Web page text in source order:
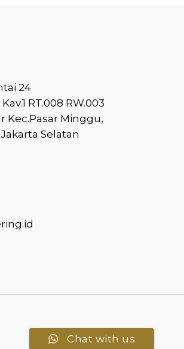
24
RT.008 RW.003
Kec.Pasar Minggu,
Selatan
Chat with us